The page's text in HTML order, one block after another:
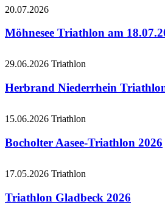
20.07.2026
Möhnesee Triathlon am
29.06.2026 Triathlon
Herbrand Niederrhein
15.06.2026 Triathlon
Bocholter Aasee-Triathlon 2026
17.05.2026 Triathlon
Triathlon Gladbeck 2026